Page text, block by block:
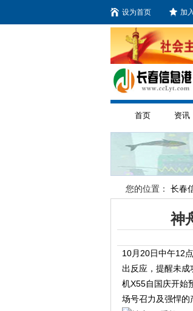
设为首页 加
首页 资讯
您的位置： 长春
神
10月20日中午12
出反应，提醒未
机X55自国庆开始
场号召力及强悍的